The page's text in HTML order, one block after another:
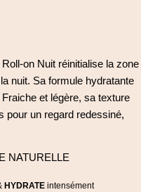
on Nuit réinitialise la zone
nuit. Sa formule hydratante
et légère, sa texture
pour un regard redessiné,
NATURELLE
HYDRATE intensément